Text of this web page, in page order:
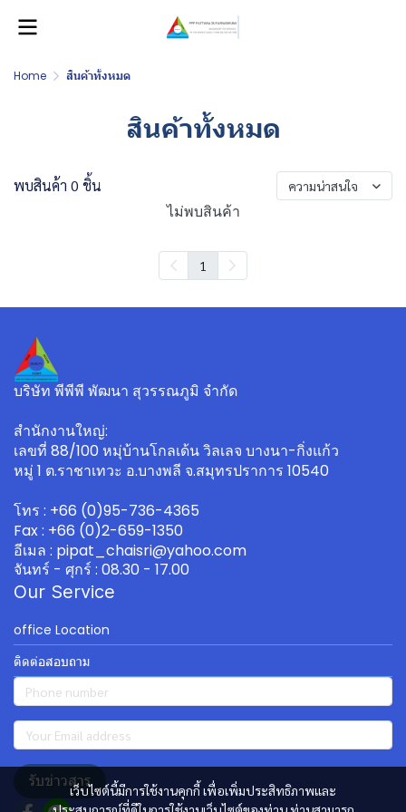
Home สินค้าทั้งหมด
สินค้าทั้งหมด
พบสินค้า 0 ชิ้น ความน่าสนใจ
ไม่พบสินค้า
1
เว็บไซต์นี้มีการใช้งานคุกกี้ เพื่อเพิ่มประสิทธิภาพและ
บริษัท พีพีพี พัฒนา สุวรรณภูมิ จำกัด
สำนักงานใหญ่:
เลขที่ 88/100 หมุ่บ้านโกลเด้น วิลเลจ บางนา-กิ่งแก้ว
หมู่ 1 ต.ราชาเทวะ อ.บางพลี จ.สมุทรปราการ 10540
โทร : +66 (0)95-736-4365
Fax : +66 (0)2-659-1350
อีเมล : pipat_chaisri@yahoo.com
จันทร์ - ศุกร์ : 08.30 - 17.00
Our Service
office Location
ติดต่อสอบถาม
รับข่าวสาร